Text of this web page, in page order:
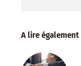
A lire également